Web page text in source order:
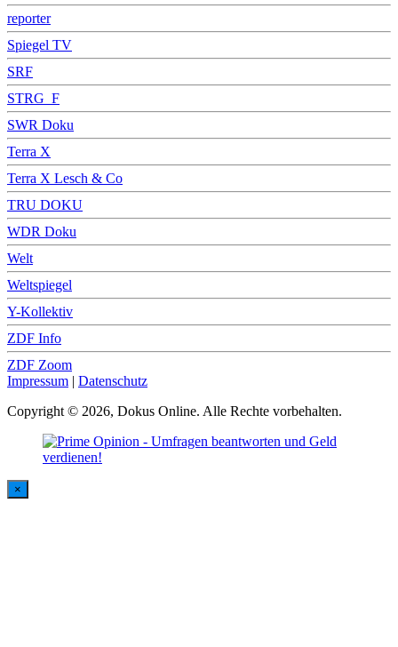
reporter
Spiegel TV
SRF
STRG_F
SWR Doku
Terra X
Terra X Lesch & Co
TRU DOKU
WDR Doku
Welt
Weltspiegel
Y-Kollektiv
ZDF Info
ZDF Zoom
Impressum | Datenschutz
Copyright © 2026, Dokus Online. Alle Rechte vorbehalten.
×